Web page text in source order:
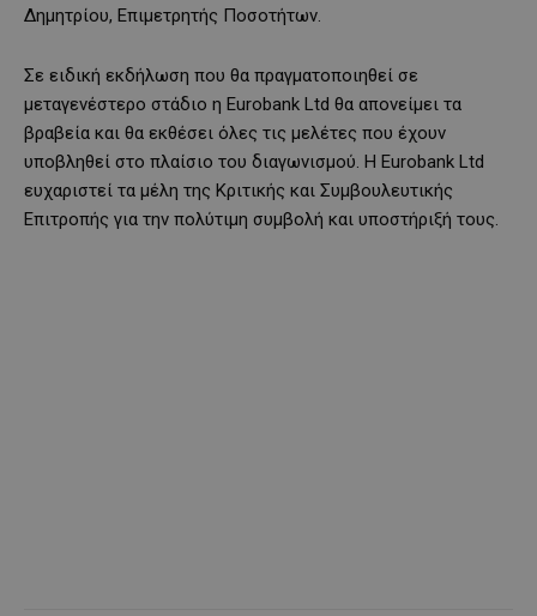
Δημητρίου, Επιμετρητής Ποσοτήτων.
Σε ειδική εκδήλωση που θα πραγματοποιηθεί σε
μεταγενέστερο στάδιο η Eurobank Ltd θα απονείμει τα
βραβεία και θα εκθέσει όλες τις μελέτες που έχουν
υποβληθεί στο πλαίσιο του διαγωνισμού. Η Eurobank Ltd
ευχαριστεί τα μέλη της Κριτικής και Συμβουλευτικής
Επιτροπής για την πολύτιμη συμβολή και υποστήριξή τους.